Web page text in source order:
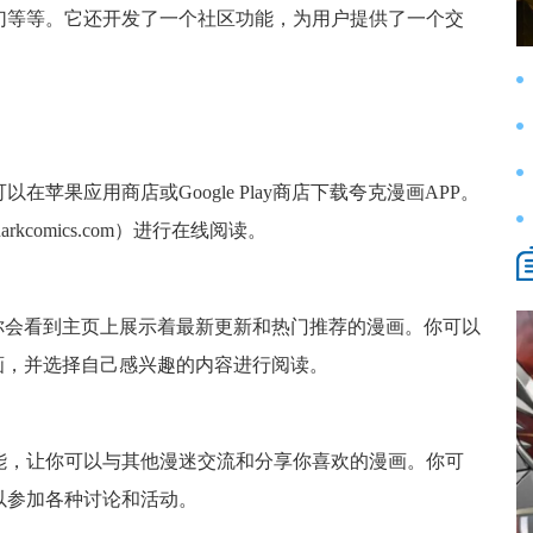
等。它还开发了一个社区功能，为用户提供了一个交
在苹果应用商店或Google Play商店下载夸克漫画APP。
）进行在线阅读。
看到主页上展示着最新更新和热门推荐的漫画。你可以
并选择自己感兴趣的内容进行阅读。
让你可以与其他漫迷交流和分享你喜欢的漫画。你可
加各种讨论和活动。